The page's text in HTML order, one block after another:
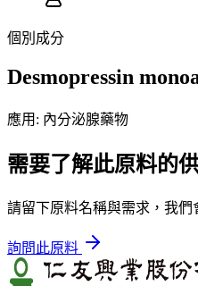
個別成分
Desmopressin
應用: 內分泌腺藥物
需要了解此原料的
請留下原料名稱與需求，我們
詢問此原料